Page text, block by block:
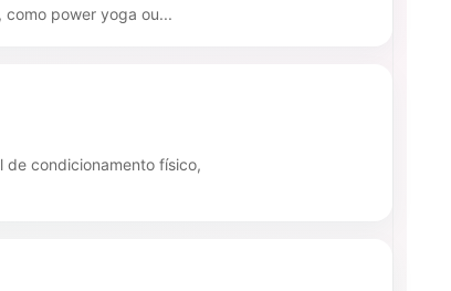
power yoga ou...
de condicionamento físico,